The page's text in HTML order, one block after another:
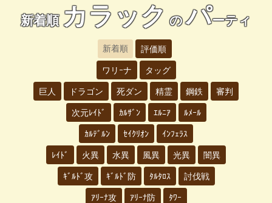
新着順 カラック のパーティ
新着順 評価順
ワリｰナ タッグ
巨人 ドラゴン 死ダン 精霊 鋼鉄 審判
次元ﾚｲﾄﾞ ｶﾙｻﾞﾝ ｴﾙﾆｱ ﾙﾒｰﾙ
ｶﾙﾃﾞﾙﾝ ｾｲｸﾘｵﾝ ｲﾝﾌｪﾗｽ
ﾚｲﾄﾞ 火異 水異 風異 光異 闇異
ｷﾞﾙﾄﾞ攻 ｷﾞﾙﾄﾞ防 ﾀﾙﾀﾛｽ 討伐戦
ｱﾘｰﾅ攻 ｱﾘｰﾅ防 ﾀﾜｰ